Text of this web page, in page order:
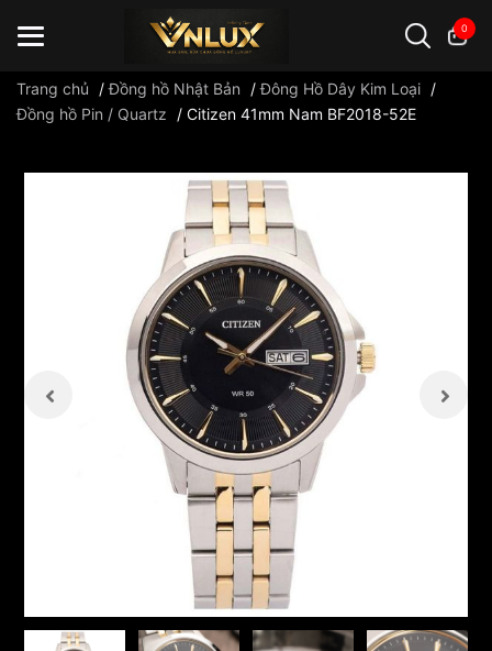
0
Trang chủ /Đồng hồ Nhật Bản /Đông Hồ Dây Kim Loại /
Đồng hồ Pin / Quartz
/ Citizen 41mm Nam BF2018-52E